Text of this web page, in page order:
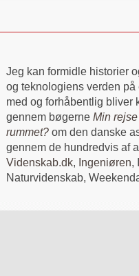
Jeg kan formidle historier
og teknologiens verden
med og forhåbentlig bliver
gennem bøgerne Min
rummet? om den danske
gennem de hundredvis af
Videnskab.dk, Ingeniøren,
Naturvidenskab,